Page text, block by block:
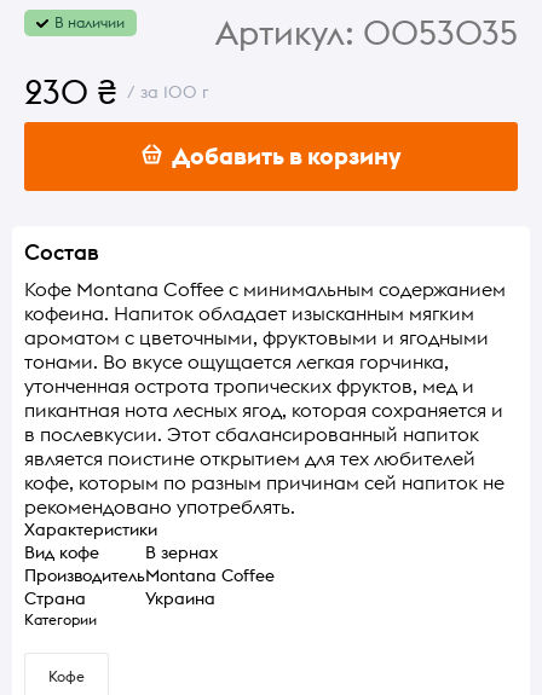
В наличии Артикул: 0053035
230 ₴ / за 100 г
Добавить в корзину
Состав
Кофе Montana Coffee с минимальным содержанием
кофеина. Напиток обладает изысканным мягким
ароматом с цветочными, фруктовыми и ягодными
тонами. Во вкусе ощущается легкая горчинка,
утонченная острота тропических фруктов, мед и
пикантная нота лесных ягод, которая сохраняется и
в послевкусии. Этот сбалансированный напиток
является поистине открытием для тех любителей
кофе, которым по разным причинам сей напиток не
рекомендовано употреблять.
Характеристики
Вид кофе
В зернах
ПроизводительMontana Coffee
Страна
Украина
Категории
Кофе